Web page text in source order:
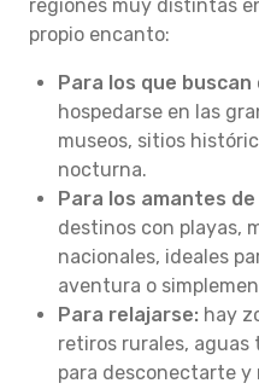
regiones muy distintas
propio encanto:
Para los que
hospedarse en las
museos, sitios
nocturna.
Para los amantes
destinos con playas,
nacionales, ideales
aventura o
Para relajarse: hay
retiros rurales, aguas
para desconectarte y